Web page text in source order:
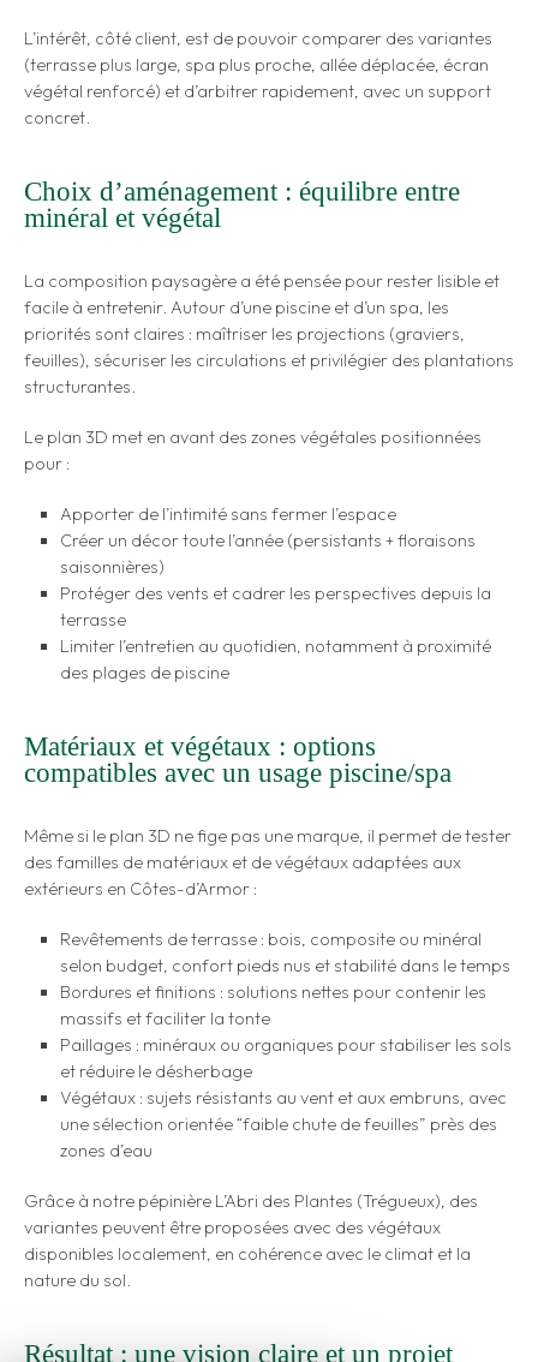
L’intérêt, côté client, est de pouvoir comparer des variantes
(terrasse plus large, spa plus proche, allée déplacée, écran
végétal renforcé) et d’arbitrer rapidement, avec un support
concret.
Choix d’aménagement : équilibre entre
minéral et végétal
La composition paysagère a été pensée pour rester lisible et
facile à entretenir. Autour d’une piscine et d’un spa, les
priorités sont claires : maîtriser les projections (graviers,
feuilles), sécuriser les circulations et privilégier des plantations
structurantes.
Le plan 3D met en avant des zones végétales positionnées
pour :
Apporter de l’intimité sans fermer l’espace
Créer un décor toute l’année (persistants + floraisons
saisonnières)
Protéger des vents et cadrer les perspectives depuis la
terrasse
Limiter l’entretien au quotidien, notamment à proximité
des plages de piscine
Matériaux et végétaux : options
compatibles avec un usage piscine/spa
Même si le plan 3D ne fige pas une marque, il permet de tester
des familles de matériaux et de végétaux adaptées aux
extérieurs en Côtes-d’Armor :
Revêtements de terrasse : bois, composite ou minéral
selon budget, confort pieds nus et stabilité dans le temps
Bordures et finitions : solutions nettes pour contenir les
massifs et faciliter la tonte
Paillages : minéraux ou organiques pour stabiliser les sols
et réduire le désherbage
Végétaux : sujets résistants au vent et aux embruns, avec
une sélection orientée “faible chute de feuilles” près des
zones d’eau
Grâce à notre pépinière L’Abri des Plantes (Trégueux), des
variantes peuvent être proposées avec des végétaux
disponibles localement, en cohérence avec le climat et la
nature du sol.
Résultat : une vision claire et un projet